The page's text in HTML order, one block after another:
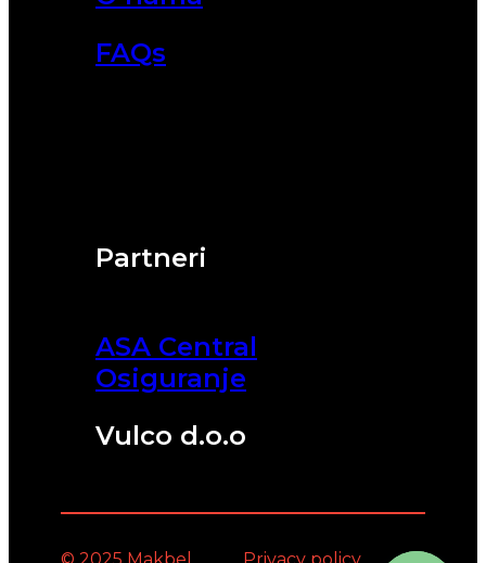
Partneri
ASA Central
Osiguranje
Vulco d.o.o
FAQs